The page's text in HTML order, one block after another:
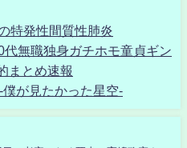
特発性間質性肺炎
無職独身ガチホモ童貞ギン
まとめ速報
が見たかった星空-